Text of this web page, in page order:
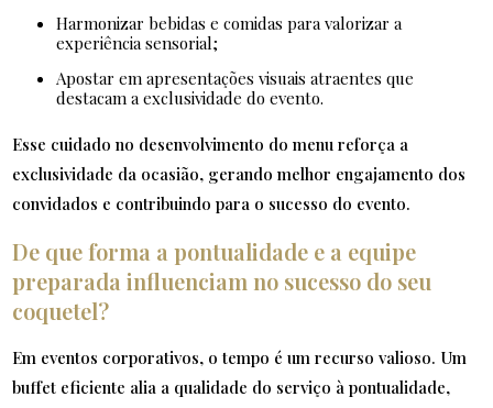
Harmonizar bebidas e comidas para valorizar a
experiência sensorial;
Apostar em apresentações visuais atraentes que
destacam a exclusividade do evento.
Esse cuidado no desenvolvimento do menu reforça a
exclusividade da ocasião, gerando melhor engajamento dos
convidados e contribuindo para o sucesso do evento.
De que forma a pontualidade e a equipe
preparada influenciam no sucesso do seu
coquetel?
Em eventos corporativos, o tempo é um recurso valioso. Um
buffet eficiente alia a qualidade do serviço à pontualidade,